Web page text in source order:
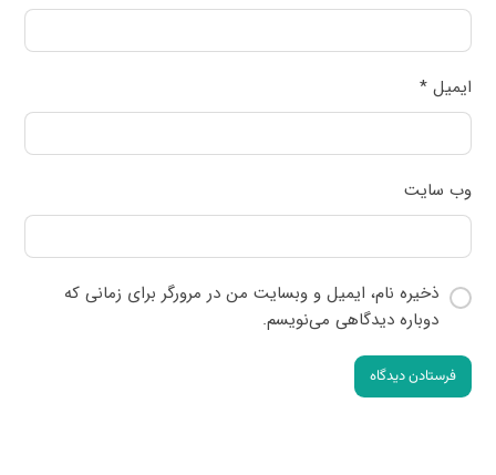
ایمیل*
وب‌ سایت
ذخیره نام، ایمیل و وبسایت من در مرورگر برای زمانی که
دوباره دیدگاهی می‌نویسم.
فرستادن دیدگاه